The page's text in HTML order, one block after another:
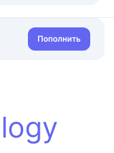
Пополнить